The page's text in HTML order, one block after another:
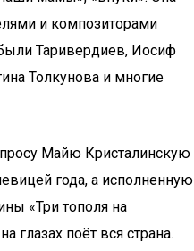
и композиторами
Таривердиев, Иосиф
Толкунова и многие
Майю Кристалинскую
года, а исполненную
«Три тополя на
глазах поёт вся страна.